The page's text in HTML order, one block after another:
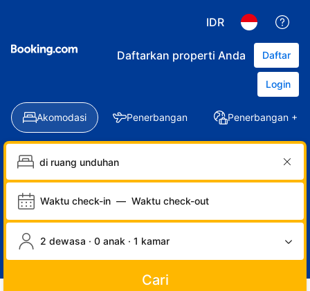
IDR
Daftarkan properti Anda Daftar
Login
Akomodasi Penerbangan Penerbangan +
Waktu check-in — Waktu check-out
2 dewasa · 0 anak · 1 kamar
Cari